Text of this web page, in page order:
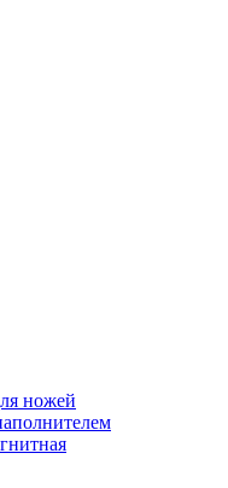
ножей